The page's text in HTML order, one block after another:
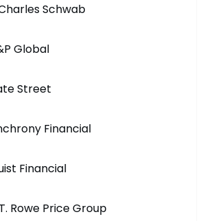
Schwab
Global
Street
Financial
Financial
Rowe Price Group